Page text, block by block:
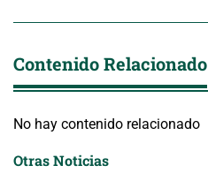
Contenido Relacionado
No hay contenido relacionado
Otras Noticias